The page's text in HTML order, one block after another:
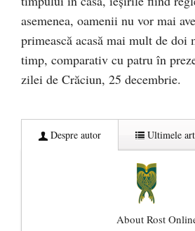
asemenea, oamenii nu vor mai
primească acasă mai mult de doi
timp, comparativ cu patru în
zilei de Crăciun, 25 decembrie.
Despre autor Ultimele
About Rost